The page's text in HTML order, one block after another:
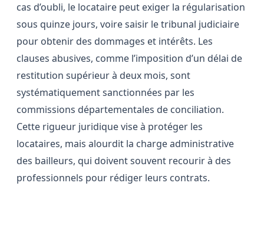
cas d’oubli, le locataire peut exiger la régularisation
sous quinze jours, voire saisir le tribunal judiciaire
pour obtenir des dommages et intérêts. Les
clauses abusives, comme l’imposition d’un délai de
restitution supérieur à deux mois, sont
systématiquement sanctionnées par les
commissions départementales de conciliation.
Cette rigueur juridique vise à protéger les
locataires, mais alourdit la charge administrative
des bailleurs, qui doivent souvent recourir à des
professionnels pour rédiger leurs contrats.